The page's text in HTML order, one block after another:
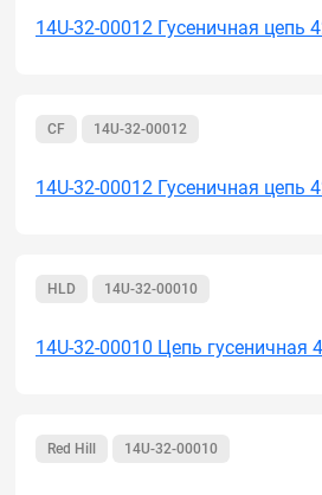
14U-32-00012 Гусеничная цепь
CF 14U-32-00012
14U-32-00012 Гусеничная цепь
HLD 14U-32-00010
14U-32-00010 Цепь гусеничная
Red Hill 14U-32-00010